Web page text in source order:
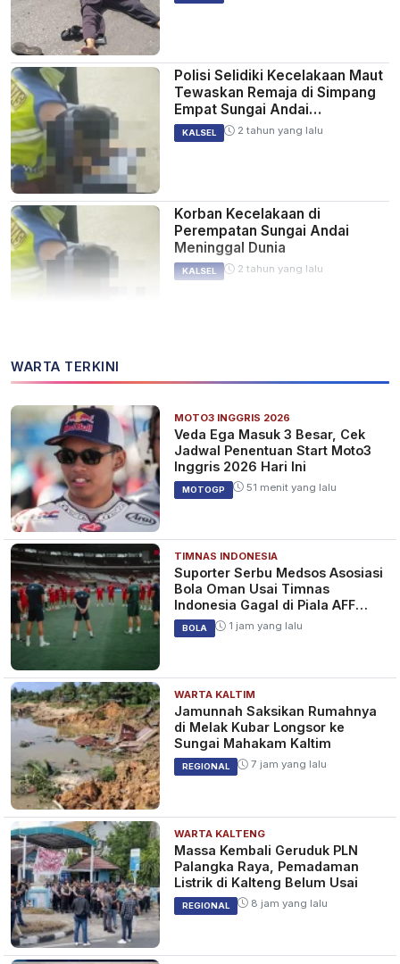
Polisi Selidiki Kecelakaan Maut
Tewaskan Remaja di Simpang
Empat Sungai Andai
Banjarmasin
KALSEL 2 tahun yang lalu
Korban Kecelakaan di
Perempatan Sungai Andai
Meninggal Dunia
KALSEL 2 tahun yang lalu
WARTA TERKINI
MOTO3 INGGRIS 2026
Veda Ega Masuk 3 Besar, Cek
Jadwal Penentuan Start Moto3
Inggris 2026 Hari Ini
MOTOGP 51 menit yang lalu
TIMNAS INDONESIA
Suporter Serbu Medsos Asosiasi
Bola Oman Usai Timnas
Indonesia Gagal di Piala AFF
2026
BOLA 1 jam yang lalu
WARTA KALTIM
Jamunnah Saksikan Rumahnya
di Melak Kubar Longsor ke
Sungai Mahakam Kaltim
REGIONAL 7 jam yang lalu
WARTA KALTENG
Massa Kembali Geruduk PLN
Palangka Raya, Pemadaman
Listrik di Kalteng Belum Usai
REGIONAL 8 jam yang lalu